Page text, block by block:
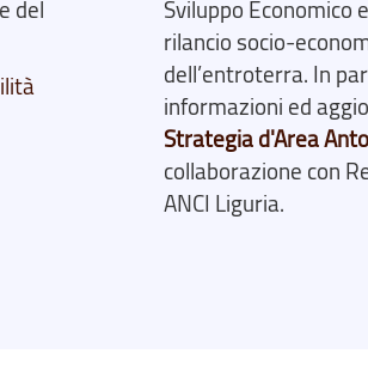
del
Sviluppo Economico
rilancio socio-
dell’entroterra. In
informazioni ed
Strategia d'Area
collaborazione con
ANCI Liguria.